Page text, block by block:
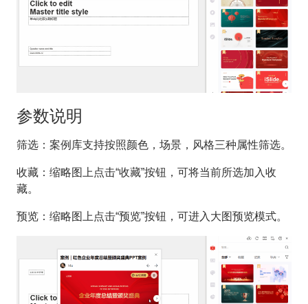
参数说明
筛选：案例库支持按照颜色，场景，风格三种属性筛选。
收藏：缩略图上点击“收藏”按钮，可将当前所选加入收
藏。
预览：缩略图上点击“预览”按钮，可进入大图预览模式。